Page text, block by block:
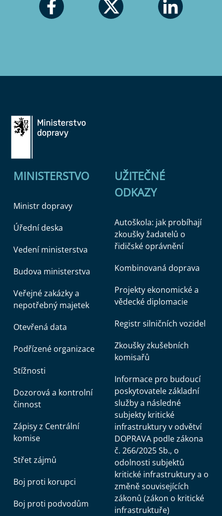
MINISTERSTVO
Ministr dopravy
Úřední deska
Vedení ministerstva
Budova ministerstva
Veřejné zakázky a
nepotřebný majetek
Otevřená data
Podřízené organizace
Stížnosti
Dozorová a kontrolní
činnost
Zápisy z Centrální
komise
Střet zájmů
Boj proti korupci
Boj proti podvodům
UŽITEČNÉ
ODKAZY
Autoškola: jak probíhají
zkoušky žadatelů o
řidičské oprávnění
Kombinovaná doprava
Projekty ekonomické a
vědecké diplomacie
Registr silničních vozidel
Zkoušky zkušebních
komisařů
Informace pro budoucí
poskytovatele základní
služby a následné
subjekty kritické
infrastruktury v odvětví
DOPRAVA podle zákona
č. 266/2025 Sb., o
odolnosti subjektů
kritické infrastruktury a o
změně souvisejících
zákonů (zákon o kritické
infrastruktuře)